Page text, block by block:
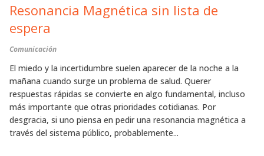
Resonancia Magnética sin lista de
espera
Comunicación
El miedo y la incertidumbre suelen aparecer de la noche a la
mañana cuando surge un problema de salud. Querer
respuestas rápidas se convierte en algo fundamental, incluso
más importante que otras prioridades cotidianas. Por
desgracia, si uno piensa en pedir una resonancia magnética a
través del sistema público, probablemente...